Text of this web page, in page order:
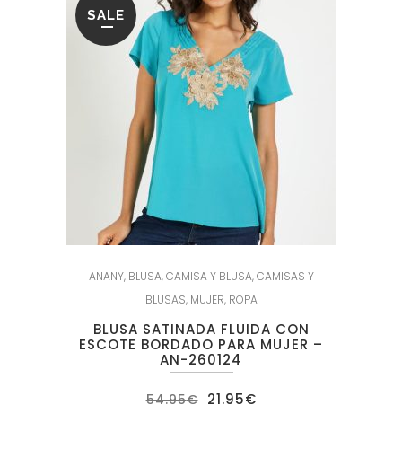
SALE
ANANY, BLUSA,CAMISA Y BLUSA,CAMISAS Y
BLUSAS, MUJER, ROPA
BLUSA SATINADA FLUIDA CON
ESCOTE BORDADO PARA MUJER –
AN-260124
54.95€ El
precio
21.95€El